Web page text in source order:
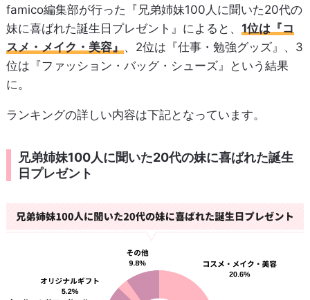
famico編集部が行った『兄弟姉妹100人に聞いた20代の
妹に喜ばれた誕生日プレゼント』によると、 1位は『コ
スメ・メイク・美容』、2位は『仕事・勉強グッズ』、3
位は『ファッション・バッグ・シューズ』という結果
に。
ランキングの詳しい内容は下記となっています。
兄弟姉妹100人に聞いた20代の妹に喜ばれた誕生
日プレゼント